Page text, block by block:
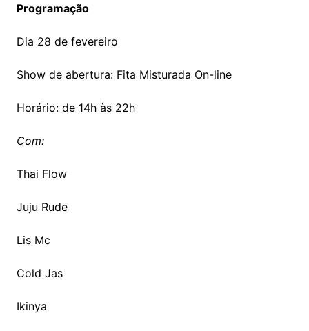
Programação
Dia 28 de fevereiro
Show de abertura: Fita Misturada On-line
Horário: de 14h às 22h
Com:
Thai Flow
Juju Rude
Lis Mc
Cold Jas
Ikinya